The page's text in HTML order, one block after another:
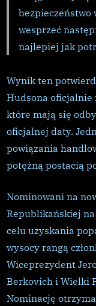
bezpieczeństwo
wesprzeć
najlepiej jak
Wynik ten
Hudsona oficjalnie
które mają się
oficjalnej daty.
powiązania
potężną postacią
Nominowani na
Republikańskiej
celu uzyskania
wysocy rangą
Wiceprezydent
Berkovich i Wielki
Nominację